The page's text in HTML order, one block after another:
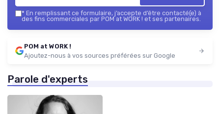
* En remplissant ce formulaire, j’accepte d’être contacté(e) à
des fins commerciales par POM at WORK ! et ses partenaires.
POM at WORK !
Ajoutez-nous à vos sources préférées sur Google
Parole d'experts